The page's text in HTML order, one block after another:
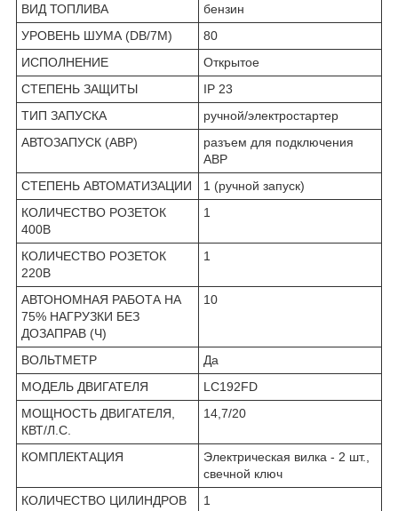
ВИД ТОПЛИВА
бензин
УРОВЕНЬ ШУМА (DB/7М)
80
ИСПОЛНЕНИЕ
Открытое
СТЕПЕНЬ ЗАЩИТЫ
IP 23
ТИП ЗАПУСКА
ручной/электростартер
АВТОЗАПУСК (АВР)
разъем для подключения
АВР
СТЕПЕНЬ АВТОМАТИЗАЦИИ
1 (ручной запуск)
КОЛИЧЕСТВО РОЗЕТОК
400В
1
КОЛИЧЕСТВО РОЗЕТОК
220В
1
АВТОНОМНАЯ РАБОТА НА
75% НАГРУЗКИ БЕЗ
ДОЗАПРАВ (Ч)
10
ВОЛЬТМЕТР
Да
МОДЕЛЬ ДВИГАТЕЛЯ
LC192FD
МОЩНОСТЬ ДВИГАТЕЛЯ,
КВТ/Л.С.
14,7/20
КОМПЛЕКТАЦИЯ
Электрическая вилка - 2 шт.,
свечной ключ
КОЛИЧЕСТВО ЦИЛИНДРОВ
1